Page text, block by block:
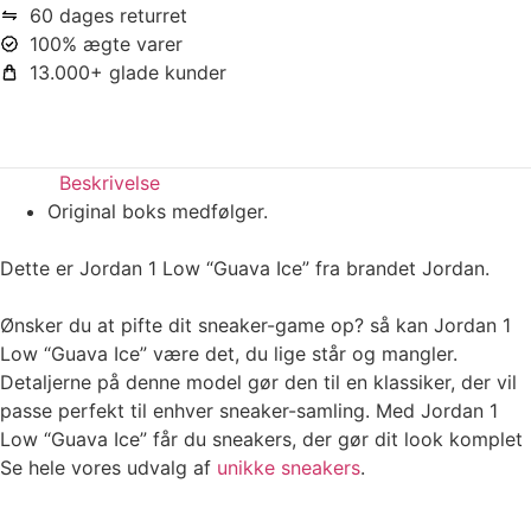
60 dages returret
100% ægte varer
13.000+ glade kunder
Beskrivelse
Original boks medfølger.
Dette er Jordan 1 Low “Guava Ice” fra brandet Jordan.
Ønsker du at pifte dit sneaker-game op? så kan Jordan 1
Low “Guava Ice” være det, du lige står og mangler.
Detaljerne på denne model gør den til en klassiker, der vil
passe perfekt til enhver sneaker-samling. Med Jordan 1
Low “Guava Ice” får du sneakers, der gør dit look komplet
Se hele vores udvalg af unikke sneakers.